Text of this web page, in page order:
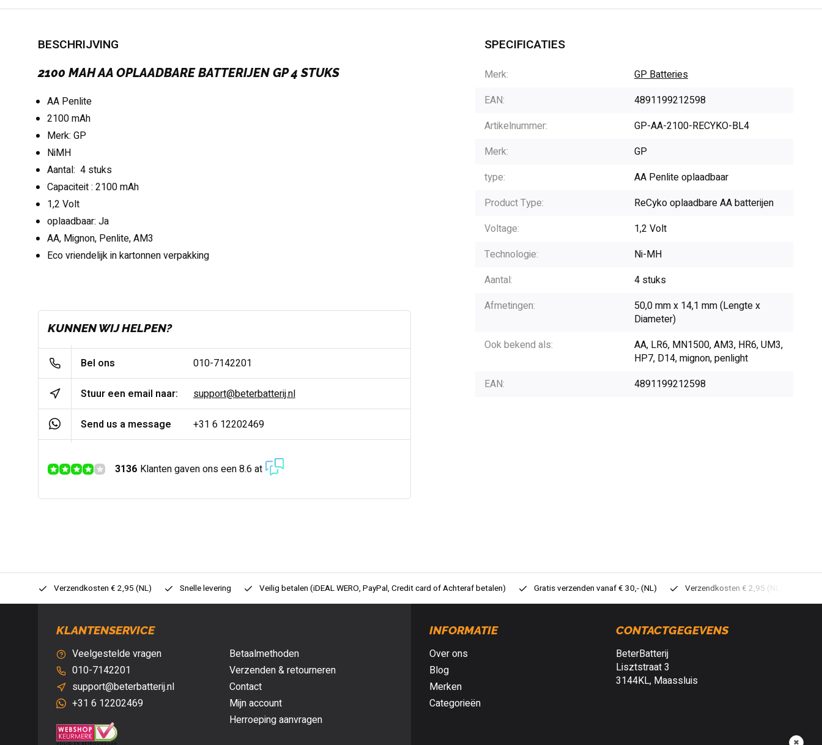
BESCHRIJVING
2100 MAH AA OPLAADBARE BATTERIJEN GP 4 STUKS
AA Penlite
2100 mAh
Merk: GP
NiMH
Aantal: 4 stuks
Capaciteit : 2100 mAh
1,2 Volt
oplaadbaar: Ja
AA, Mignon, Penlite, AM3
Eco vriendelijk in kartonnen verpakking
KUNNEN WIJ HELPEN?
Bel ons 010-7142201
Stuur een email naar: support@beterbatterij.nl
Send us a message +31 6 12202469
3136 Klanten gaven ons een 8.6 at
SPECIFICATIES
Merk:
GP Batteries
EAN:
4891199212598
Artikelnummer:
GP-AA-2100-RECYKO-BL4
Merk:
GP
type:
AA Penlite oplaadbaar
Product Type:
ReCyko oplaadbare AA batterijen
Voltage:
1,2 Volt
Technologie:
Ni-MH
Aantal:
4 stuks
Afmetingen:
50,0 mm x 14,1 mm (Lengte x
Diameter)
Ook bekend als:
AA, LR6, MN1500, AM3, HR6, UM3,
HP7, D14, mignon, penlight
EAN:
4891199212598
Verzendkosten € 2,95 (NL) Snelle levering Veilig betalen (iDEAL WERO, PayPal, Credit card of Achteraf betalen) Gratis verzenden vanaf € 30,- (NL) Verzendkosten € 2,95 (NL)
KLANTENSERVICE
Veelgestelde vragen
010-7142201
support@beterbatterij.nl
+31 6 12202469
Betaalmethoden
Verzenden & retourneren
Contact
Mijn account
Herroeping aanvragen
INFORMATIE
Over ons
Blog
Merken
Categorieën
CONTACTGEGEVENS
BeterBatterij
Lisztstraat 3
3144KL, Maassluis
✖